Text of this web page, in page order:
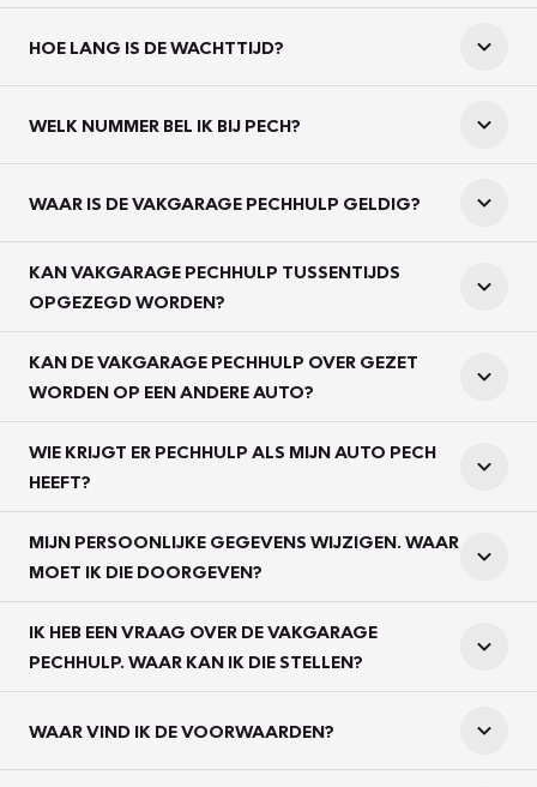
HOE LANG IS DE WACHTTIJD?
WELK NUMMER BEL IK BIJ PECH?
WAAR IS DE VAKGARAGE PECHHULP GELDIG?
KAN VAKGARAGE PECHHULP TUSSENTIJDS
OPGEZEGD WORDEN?
KAN DE VAKGARAGE PECHHULP OVER GEZET
WORDEN OP EEN ANDERE AUTO?
WIE KRIJGT ER PECHHULP ALS MIJN AUTO PECH
HEEFT?
MIJN PERSOONLIJKE GEGEVENS WIJZIGEN. WAAR
MOET IK DIE DOORGEVEN?
IK HEB EEN VRAAG OVER DE VAKGARAGE
PECHHULP. WAAR KAN IK DIE STELLEN?
WAAR VIND IK DE VOORWAARDEN?